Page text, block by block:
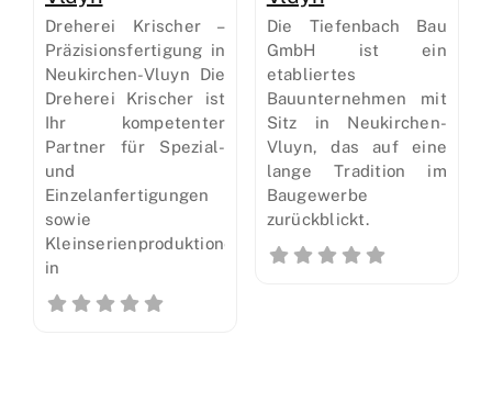
Dreherei Krischer –
Präzisionsfertigung in
Neukirchen-Vluyn Die
Dreherei Krischer ist
Ihr kompetenter
Partner für Spezial-
und
Einzelanfertigungen
sowie
Kleinserienproduktionen
in
Die Tiefenbach Bau
GmbH ist ein
etabliertes
Bauunternehmen mit
Sitz in Neukirchen-
Vluyn, das auf eine
lange Tradition im
Baugewerbe
zurückblickt.